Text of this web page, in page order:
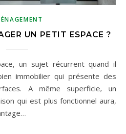
UN PETIT ESPACE ?
immobilier qui présente des
A même superficie, un
qui est plus fonctionnel aura,